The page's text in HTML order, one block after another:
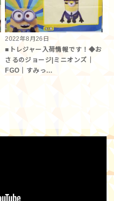
2022年8月26日
■トレジャー入荷情報です！◆お
さるのジョージ|ミニオンズ｜
FGO｜すみっ…